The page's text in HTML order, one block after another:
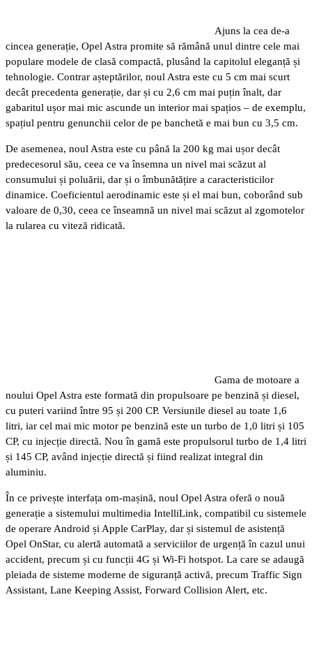
Ajuns la cea de-a
cincea generație, Opel Astra promite să rămână unul dintre cele mai
populare modele de clasă compactă, plusând la capitolul eleganță și
tehnologie. Contrar așteptărilor, noul Astra este cu 5 cm mai scurt
decât precedenta generație, dar și cu 2,6 cm mai puțin înalt, dar
gabaritul ușor mai mic ascunde un interior mai spațios – de exemplu,
spațiul pentru genunchii celor de pe banchetă e mai bun cu 3,5 cm.
De asemenea, noul Astra este cu până la 200 kg mai ușor decât
predecesorul său, ceea ce va însemna un nivel mai scăzut al
consumului și poluării, dar și o îmbunătățire a caracteristicilor
dinamice. Coeficientul aerodinamic este și el mai bun, coborând sub
valoare de 0,30, ceea ce înseamnă un nivel mai scăzut al zgomotelor
la rularea cu viteză ridicată.
Gama de motoare a
noului Opel Astra este formată din propulsoare pe benzină și diesel,
cu puteri variind între 95 și 200 CP. Versiunile diesel au toate 1,6
litri, iar cel mai mic motor pe benzină este un turbo de 1,0 litri și 105
CP, cu injecție directă. Nou în gamă este propulsorul turbo de 1,4 litri
și 145 CP, având injecție directă și fiind realizat integral din
aluminiu.
În ce privește interfața om-mașină, noul Opel Astra oferă o nouă
generație a sistemului multimedia IntelliLink, compatibil cu sistemele
de operare Android și Apple CarPlay, dar și sistemul de asistență
Opel OnStar, cu alertă automată a serviciilor de urgență în cazul unui
accident, precum și cu funcții 4G și Wi-Fi hotspot. La care se adaugă
pleiada de sisteme moderne de siguranță activă, precum Traffic Sign
Assistant, Lane Keeping Assist, Forward Collision Alert, etc.